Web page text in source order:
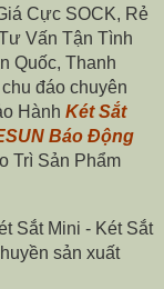
Cực SOCK, Rẻ
Vấn Tận Tình
Quốc, Thanh
đáo chuyên
Hành Két Sắt
Báo Động
Trì Sản Phẩm
Sắt Mini - Két Sắt
sản xuất